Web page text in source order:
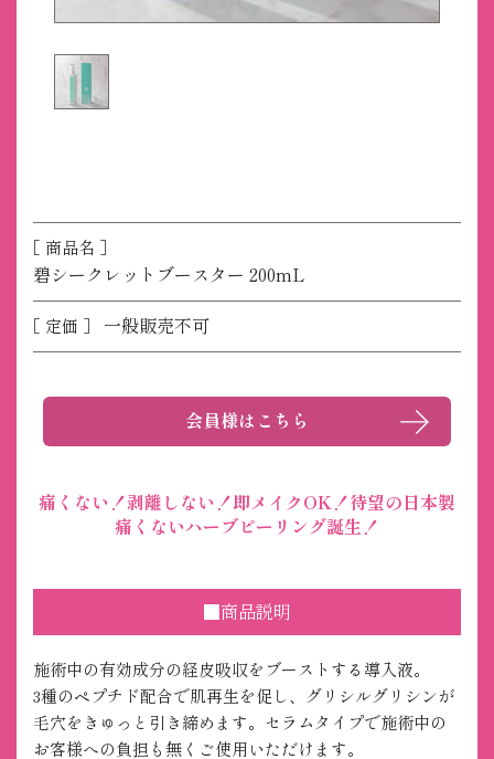
［ 商品名 ］
碧シークレットブースター 200mL
［ 定価 ］ 一般販売不可
会員様はこちら
痛くない！剥離しない！即メイクOK！待望の日本製
痛くないハーブピーリング誕生！
■商品説明
施術中の有効成分の経皮吸収をブーストする導入液。
3種のペプチド配合で肌再生を促し、グリシルグリシンが
毛穴をきゅっと引き締めます。セラムタイプで施術中の
お客様への負担も無くご使用いただけます。